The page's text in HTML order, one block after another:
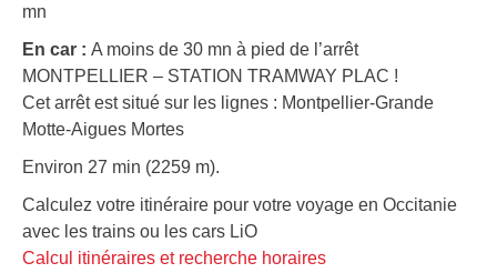
mn
En car : A moins de 30 mn à pied de l’arrêt
MONTPELLIER – STATION TRAMWAY PLAC !
Cet arrêt est situé sur les lignes : Montpellier-Grande
Motte-Aigues Mortes
Environ 27 min (2259 m).
Calculez votre itinéraire pour votre voyage en Occitanie
avec les trains ou les cars LiO
Calcul itinéraires et recherche horaires